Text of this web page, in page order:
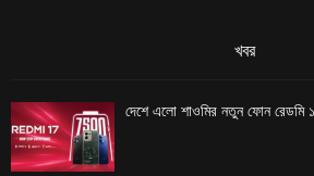
খবর
দেশে এলো শাওমির নতুন ফোন রেডমি